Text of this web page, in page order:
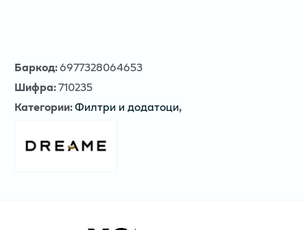
Баркод:6977328064653
Шифра:710235
Категории:Филтри и додатоци,